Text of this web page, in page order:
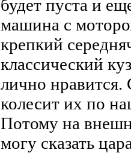
будет пуста и
машина с
крепкий
классический
лично
колесит их по
Потому на
могу сказать